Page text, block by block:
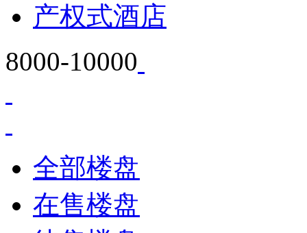
产权式酒店
8000-10000
全部楼盘
在售楼盘